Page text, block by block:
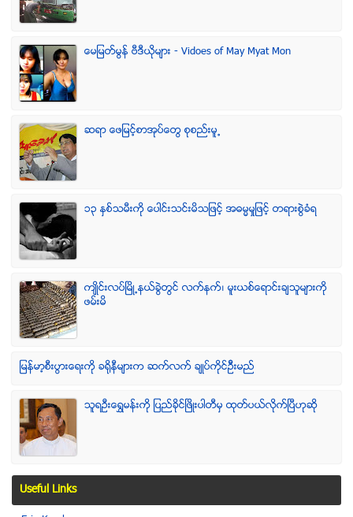
ေမျမတ္မြန္ ဗီဒီယုိမ်ား - Vidoes of May Myat Mon
ဆရာ ေဖျမင့္စာအုပ္ေတြ စုစည္းမူ႕
၁၃ ႏွစ္သမီးကို ေပါင္းသင္းမိသျဖင့္ အဓမၼမႈျဖင့္ တရားစြဲခံရ
က်ဳိင္းလပ္ၿမိဳ႕နယ္ခြဲတြင္ လက္နက္၊ မူးယစ္ေရာင္းခ်သူမ်ားကို
ဖမ္းမိ
ျမန္မာ့စီးပြားေရးကို ခရိုနီမ်ားက ဆက္လက္ ခ်ဳပ္ကိုင္ဥိီးမည္
သူရဦးေရႊမန္းကို ျပည္ခိုင္ျဖိဳးပါတီမွ ထုတ္ပယ္လိုက္ျပီဟုဆို
Useful Links